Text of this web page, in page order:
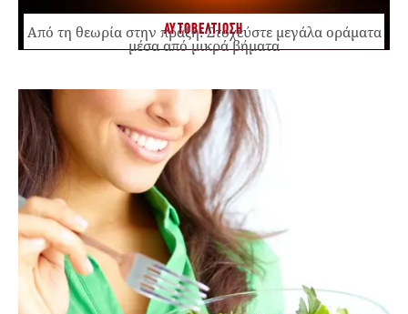
ΑΥΤΟΒΕΛΤΙΩΣΗ
Από τη θεωρία στην πράξη: Στοχεύστε μεγάλα οράματα
μέσα από μικρά βήματα